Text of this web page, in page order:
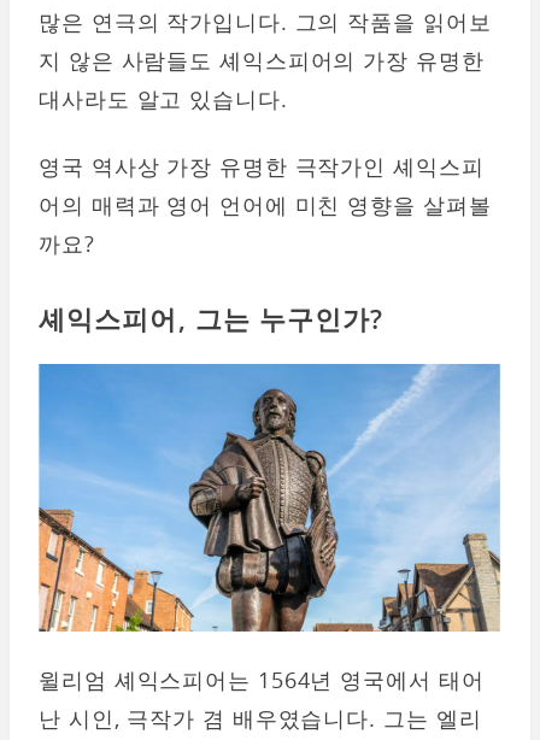
많은 연극의 작가입니다. 그의 작품을 읽어보
지 않은 사람들도 셰익스피어의 가장 유명한
대사라도 알고 있습니다.
영국 역사상 가장 유명한 극작가인 셰익스피
어의 매력과 영어 언어에 미친 영향을 살펴볼
까요?
셰익스피어, 그는 누구인가?
윌리엄 셰익스피어는 1564년 영국에서 태어
난 시인, 극작가 겸 배우였습니다. 그는 엘리